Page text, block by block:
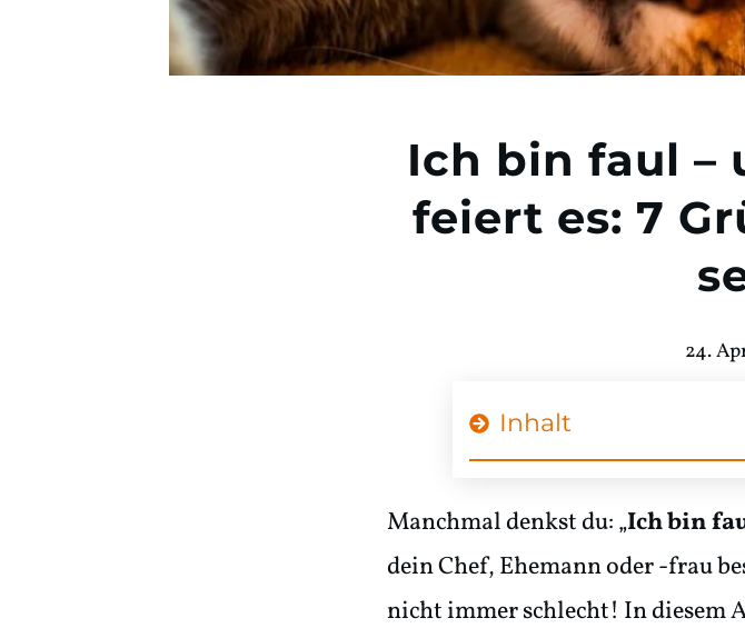
Ich bin faul –
feiert es: 7
24.
Inhalt
Manchmal denkst du: „Ich bin
dein Chef, Ehemann oder -frau
nicht immer schlecht! In diesem